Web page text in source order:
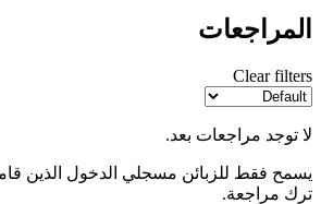
المراجعات
Clear filters
لا توجد مراجعات بعد.
يسمح فقط للزبائن مسجلي الدخول الذين
ترك مراجعة.